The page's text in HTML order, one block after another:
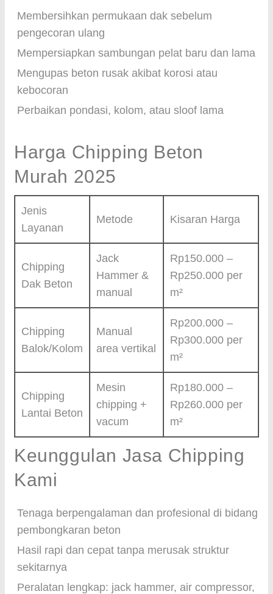
Membersihkan permukaan dak sebelum
pengecoran ulang
Mempersiapkan sambungan pelat baru dan lama
Mengupas beton rusak akibat korosi atau
kebocoran
Perbaikan pondasi, kolom, atau sloof lama
Harga Chipping Beton
Murah 2025
Jenis
Layanan
Metode Kisaran Harga
Chipping
Dak Beton
Jack
Hammer &
manual
Rp150.000 –
Rp250.000 per
m²
Chipping
Balok/Kolom
Manual
area vertikal
Rp200.000 –
Rp300.000 per
m²
Chipping
Lantai Beton
Mesin
chipping +
vacum
Rp180.000 –
Rp260.000 per
m²
Keunggulan Jasa Chipping
Kami
Tenaga berpengalaman dan profesional di bidang
pembongkaran beton
Hasil rapi dan cepat tanpa merusak struktur
sekitarnya
Peralatan lengkap: jack hammer, air compressor,